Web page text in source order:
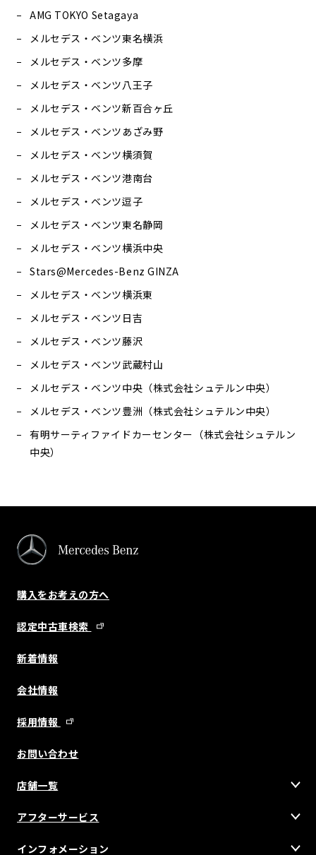
AMG TOKYO Setagaya
メルセデス・ベンツ東名横浜
メルセデス・ベンツ多摩
メルセデス・ベンツ八王子
メルセデス・ベンツ新百合ヶ丘
メルセデス・ベンツあざみ野
メルセデス・ベンツ横須賀
メルセデス・ベンツ港南台
メルセデス・ベンツ逗子
メルセデス・ベンツ東名静岡
メルセデス・ベンツ横浜中央
Stars@Mercedes-Benz GINZA
メルセデス・ベンツ横浜東
メルセデス・ベンツ日吉
メルセデス・ベンツ藤沢
メルセデス・ベンツ武蔵村山
メルセデス・ベンツ中央（株式会社シュテルン中央）
メルセデス・ベンツ豊洲（株式会社シュテルン中央）
有明サーティファイドカーセンター（株式会社シュテルン
中央）
購入をお考えの方へ
認定中古車検索
新着情報
会社情報
採用情報
お問い合わせ
店舗一覧
アフターサービス
インフォメーション